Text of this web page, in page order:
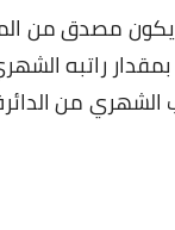
يكون مصدق من
راتبه
الشهري من